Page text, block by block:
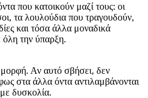
που κατοικούν μαζί τους: οι
τα λουλούδια που τραγουδούν,
και τόσα άλλα μοναδικά
όλη την ύπαρξη.
μορφή. Αν αυτό σβήσει, δεν
στα άλλα όντα αντιλαμβάνονται
δυσκολία.